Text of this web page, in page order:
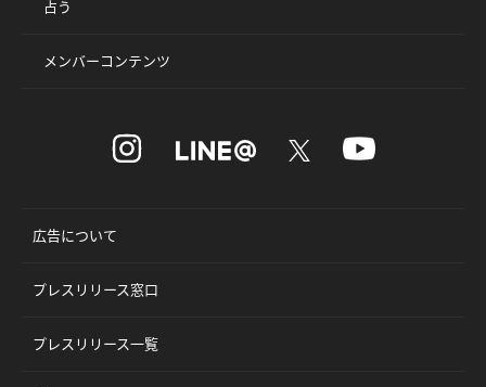
占う
メンバーコンテンツ
広告について
プレスリリース窓口
プレスリリース一覧